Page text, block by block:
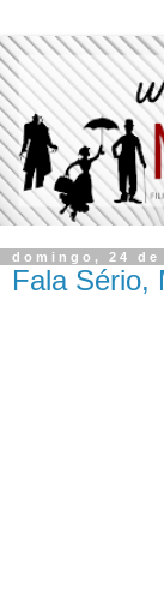
domingo, 24 de
Fala Sério,